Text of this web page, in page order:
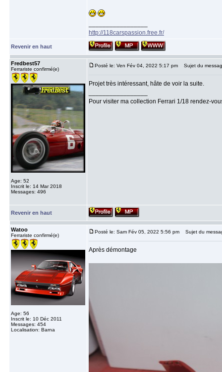
http://118carspassion.free.fr/
Revenir en haut
Fredbest57
Ferrariste confirmé(e)
Age: 52
Inscrit le: 14 Mar 2018
Messages: 496
Posté le: Ven Fév 04, 2022 5:17 pm Sujet du
Projet très intéressant, hâte de voir la suite.
Pour visiter ma collection Ferrari 1/18 rendez-
Revenir en haut
Watoo
Ferrariste confirmé(e)
Age: 56
Inscrit le: 10 Déc 2011
Messages: 454
Localisation: Barna
Posté le: Sam Fév 05, 2022 5:56 pm Sujet du
Après démontage